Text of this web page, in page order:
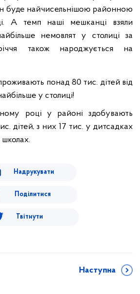
буде найчисельнішою районною
А темп наші мешканці взяли
немовлят у столиці за
також народжується на
понад 80 тис. дітей від
у столиці!
році у районі здобувають
дітей, з них 17 тис. у дитсадках
школах.
Надрукувати
Поділитися
Твітнути
Наступна